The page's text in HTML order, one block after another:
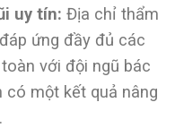
uy tín: Địa chỉ thẩm
ứng đầy đủ các
với đội ngũ bác
có một kết quả nâng